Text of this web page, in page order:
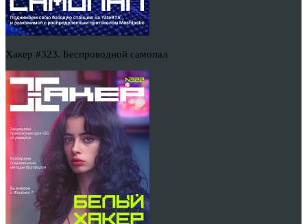
Хакер #323. Беспроводной самопал